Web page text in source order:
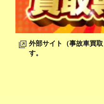
外部サイト（事故車買
す。